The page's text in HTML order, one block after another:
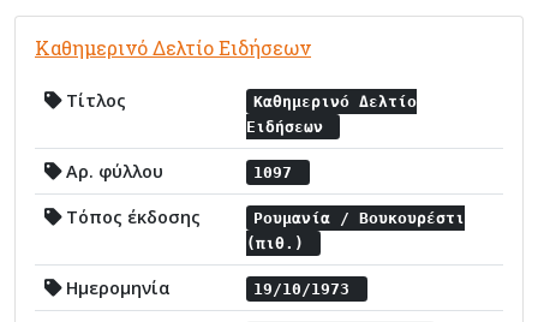
Καθημερινό Δελτίο Ειδήσεων
Τίτλος
Καθημερινό Δελτίο
Ειδήσεων
Αρ. φύλλου 1097
Τόπος έκδοσης
Ρουμανία / Βουκουρέστι
(πιθ.)
Ημερομηνία 19/10/1973